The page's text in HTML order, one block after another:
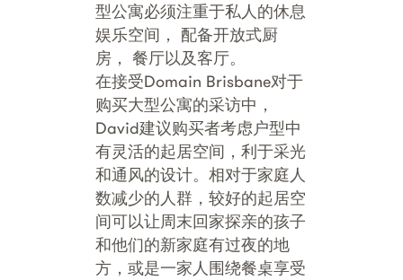
型公寓必须注重于私人的休息
娱乐空间， 配备开放式厨
房， 餐厅以及客厅。
在接受Domain Brisbane对于
购买大型公寓的采访中，
David建议购买者考虑户型中
有灵活的起居空间，利于采光
和通风的设计。相对于家庭人
数减少的人群，较好的起居空
间可以让周末回家探亲的孩子
和他们的新家庭有过夜的地
方，或是一家人围绕餐桌享受